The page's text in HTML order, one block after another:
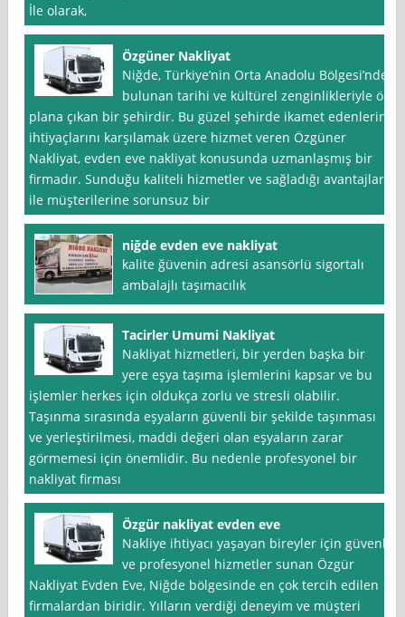
İle olarak,
Özgüner Nakliyat
Niğde, Türkiye’nin Orta Anadolu Bölgesi’nde
bulunan tarihi ve kültürel zenginlikleriyle ön
plana çıkan bir şehirdir. Bu güzel şehirde ikamet edenlerin
ihtiyaçlarını karşılamak üzere hizmet veren Özgüner
Nakliyat, evden eve nakliyat konusunda uzmanlaşmış bir
firmadır. Sunduğu kaliteli hizmetler ve sağladığı avantajlar
ile müşterilerine sorunsuz bir
niğde evden eve nakliyat
kalite ğüvenin adresi asansörlü sigortalı
ambalajlı taşımacılık
Tacirler Umumi Nakliyat
Nakliyat hizmetleri, bir yerden başka bir
yere eşya taşıma işlemlerini kapsar ve bu
işlemler herkes için oldukça zorlu ve stresli olabilir.
Taşınma sırasında eşyaların güvenli bir şekilde taşınması
ve yerleştirilmesi, maddi değeri olan eşyaların zarar
görmemesi için önemlidir. Bu nedenle profesyonel bir
nakliyat firması
Özgür nakliyat evden eve
Nakliye ihtiyacı yaşayan bireyler için güvenli
ve profesyonel hizmetler sunan Özgür
Nakliyat Evden Eve, Niğde bölgesinde en çok tercih edilen
firmalardan biridir. Yılların verdiği deneyim ve müşteri